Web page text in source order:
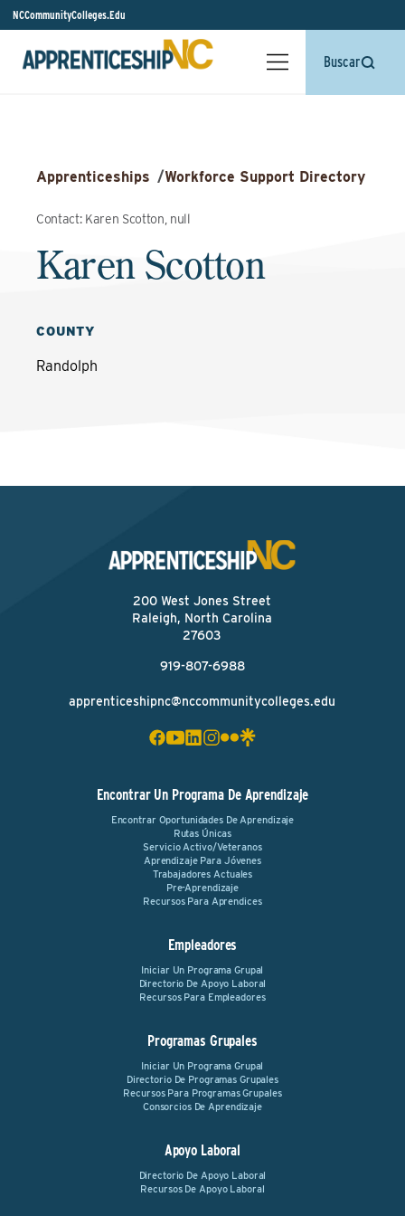
NCCommunityColleges.Edu
Buscar
Apprenticeships /Workforce Support Directory
Contact: Karen Scotton, null
Karen Scotton
COUNTY
Randolph
200 West Jones Street
Raleigh, North Carolina
27603
919-807-6988
apprenticeshipnc@nccommunitycolleges.edu
Encontrar Un Programa De Aprendizaje
Encontrar Oportunidades De Aprendizaje
Rutas Únicas
Servicio Activo/Veteranos
Aprendizaje Para Jóvenes
Trabajadores Actuales
Pre-Aprendizaje
Recursos Para Aprendices
Empleadores
Iniciar Un Programa Grupal
Directorio De Apoyo Laboral
Recursos Para Empleadores
Programas Grupales
Iniciar Un Programa Grupal
Directorio De Programas Grupales
Recursos Para Programas Grupales
Consorcios De Aprendizaje
Apoyo Laboral
Directorio De Apoyo Laboral
Recursos De Apoyo Laboral